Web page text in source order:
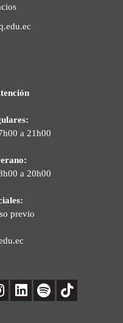
a 21h00
a 20h00
previo